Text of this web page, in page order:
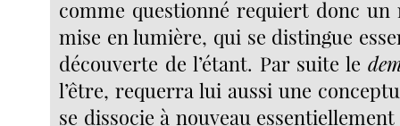
comme questionné requiert donc
mise en lumière, qui se distingue
découverte de l’étant. Par suite le
l’être, requerra lui aussi une
se dissocie à nouveau